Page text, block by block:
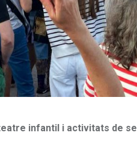
infantil i activitats de